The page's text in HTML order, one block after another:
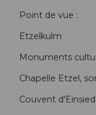
Point de vue :
Etzelkulm
Monuments
Chapelle Etzel,
Couvent